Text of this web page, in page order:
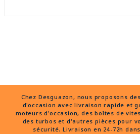
Chez Desguazon, nous proposons
d'occasion avec livraison rapide et
moteurs d'occasion, des boîtes de
des turbos et d'autres pièces pour
sécurité. Livraison en 24-72h